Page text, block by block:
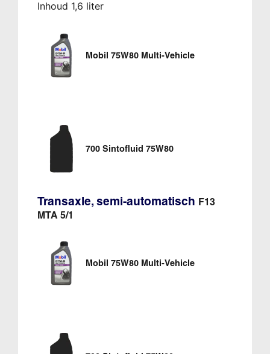
Inhoud 1,6 liter
Mobil 75W80 Multi-Vehicle
700 Sintofluid 75W80
Transaxle, semi-automatisch F13
MTA 5/1
Mobil 75W80 Multi-Vehicle